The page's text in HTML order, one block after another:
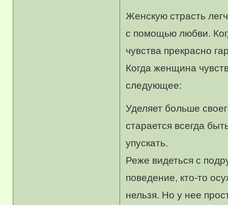
Женскую страсть
с помощью любви.
чувства прекрасно
Когда женщина
следующее:
Уделяет больше
старается всегда
упускать.
Реже видеться с
поведение, кто-то
нельзя. Но у нее